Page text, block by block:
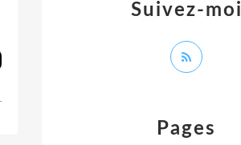
Pages
Suivez-moi